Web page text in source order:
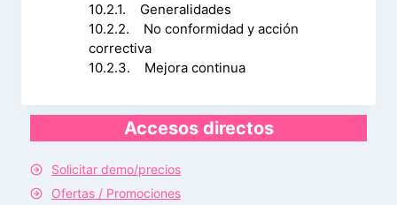
10.2.1. Generalidades
10.2.2. No conformidad y acción
correctiva
10.2.3. Mejora continua
Accesos directos
Solicitar demo/precios
Ofertas / Promociones